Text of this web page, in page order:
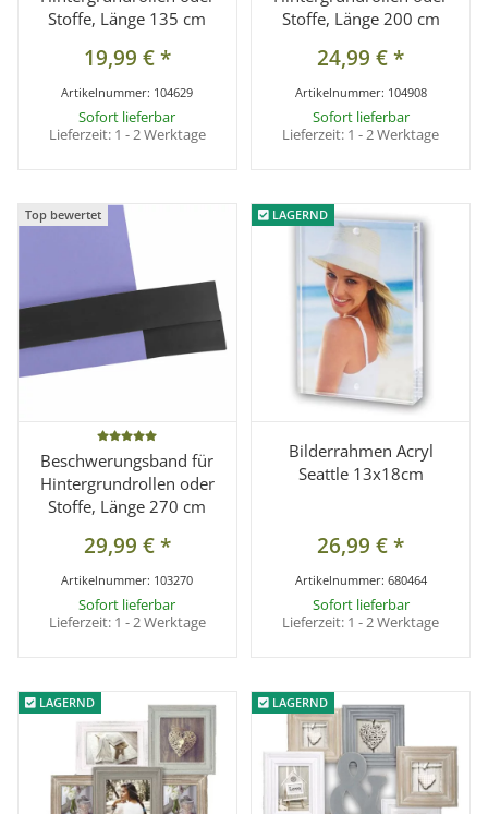
Stoffe, Länge 135 cm
19,99 €*
Artikelnummer: 104629
Sofort lieferbar
Lieferzeit: 1 - 2 Werktage
Stoffe, Länge 200 cm
24,99 €*
Artikelnummer: 104908
Sofort lieferbar
Lieferzeit: 1 - 2 Werktage
Top bewertet
Top bewertet
Beschwerungsband für
Hintergrundrollen oder
Stoffe, Länge 270 cm
29,99 €*
Artikelnummer: 103270
Sofort lieferbar
Lieferzeit: 1 - 2 Werktage
LAGERND
LAGERND
Bilderrahmen Acryl
Seattle 13x18cm
26,99 €*
Artikelnummer: 680464
Sofort lieferbar
Lieferzeit: 1 - 2 Werktage
LAGERND
LAGERND LAGERND
LAGERND